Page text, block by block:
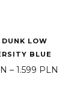
DUNK LOW
BLUE
– 1.599 PLN